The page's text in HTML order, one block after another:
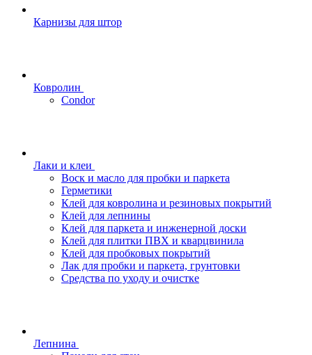
Карнизы для штор
Ковролин
Condor
Лаки и клеи
Воск и масло для пробки и паркета
Герметики
Клей для ковролина и резиновых покрытий
Клей для лепнины
Клей для паркета и инженерной доски
Клей для плитки ПВХ и кварцвинила
Клей для пробковых покрытий
Лак для пробки и паркета, грунтовки
Средства по уходу и очистке
Лепнина